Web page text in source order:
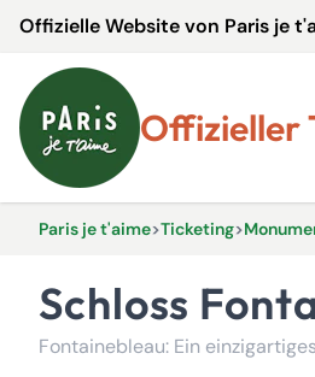
Offizielle Website von Paris je
Paris je t'aime>Ticketing>
Schloss
Fontainebleau: Ein